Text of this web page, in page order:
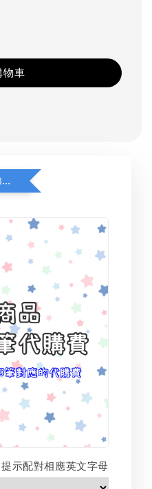
物車
若顯示未含代購費請配對加購(未加購視同無效訂單)
示配對相應英文字母